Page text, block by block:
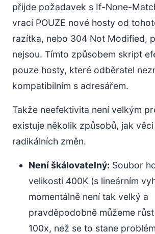
přijde požadavek s If-None-
vrací POUZE nové hosty od
razítka, nebo 304 Not Modified,
nejsou. Tímto způsobem skript
pouze hosty, které odběratel
kompatibilním s adresářem.
Takže neefektivita není velkým
existuje několik způsobů, jak
radikálních změn.
Není škálovatelný: Soubor
velikosti 400K (s lineárním
momentálně není tak velký a
pravděpodobně můžeme
100x, než se to stane